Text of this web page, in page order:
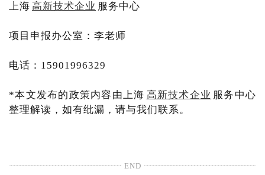
上海 高新技术企业 服务中心
项目申报办公室：李老师
电话：15901996329
*本文发布的政策内容由上海 高新技术企业 服务中心
整理解读，如有纰漏，请与我们联系。
END